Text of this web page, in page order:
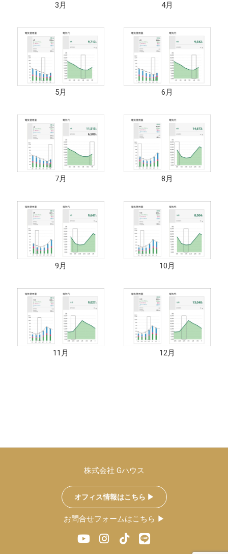
3月 4月
5月 6月
7月 8月
9月 10月
11月 12月
株式会社 Gハウス
オフィス情報はこちら ▶︎
お問合せフォームはこちら ▶︎